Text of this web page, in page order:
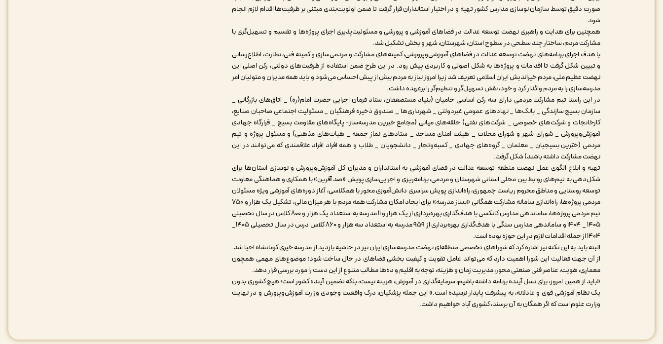
صورت دقیق توسط سازمان نوسازی مدارس کشور تهیه و در اختیار استانداران قرار گرفت تا ضمن اولویت‌بندی مبتنی بر ظرفیت‌ها اقدام لازم انجام
شود.
همچنین برای هدایت و راهبری نهضت توسعه عدالت در فضاهای آموزشی و پرورشی و مسئولیت‌پذیری اجرای پروژه‌ها و تقسیم و تسهیل‌گری با
مشارکت مردم، ساختار چند سطحی در سطوح استان، شهرستان، شهر و بخش تشکیل شد.
با هدف اجرای برنامه‌های نهضت توسعه عدالت در فضاهای آموزشی‌وپرورشی، کمیته‌های مشارکت و مردمی‌سازی و کمیته فنی، نظارت، اطلاع‌رسانی
و تبیین شکل گرفت تا اقدامات و پروژه‌ها به شکل اصولی و کاربردی پیش رود. در این طرح ضمن استفاده از ظرفیت‌های دولتی، رکن اصلی این
نهضت عظیم ملی، مردم خیراندیش ایران اسلامی تعریف شد زیرا امروز نیاز به مردم بیش از پیش احساس می‌شود و باید همه مدیران و متولیان امر
مدرسه‌سازی را به مردم واگذار کرد و خود، نقش تسهیل‌گر و تنظیم‌گر را برعهده داشت.
در این راستا تیم مشارکت مردمی دارای سه رکن اساسی حامیان (بنیاد مستضعفان، ستاد فرمان اجرایی حضرت امام(ره) _ اتاق‌های بازرگانی _
سازمان بسیج سازندگی _ بانک‌ها _ نهادهای عمومی غیردولتی _ شهرداری‌ها _ صندوق ذخیره فرهنگیان _ مسئولیت اجتماعی صاحبان صنایع،
کارخانجات و شرکت‌های خصوصی _ شرکت‌های نفتی) حلقه‌های میانی (مجامع خیرین مدرسه‌ساز- پایگاه‌های مقاومت بسیج _ قرارگاه جهادی
آموزش‌وپرورش _ شورای شهر و شورای محلات _ هیئت امنای مساجد _ ستادهای نماز جمعه _ هیات‌های مذهبی) و مسئول پروژه و تیم
مردمی (خیّرین بسیجیان _ معلمان _ گروه‌های جهادی _ کسبه‌وتجار _ دانشجویان _ طلاب و همه افراد افراد علاقمندی که می‌توانند در این
نهضت مشارکت داشته باشند) شکل گرفت.
تهیه و ابلاغ الگوی عمل نهضت منطقه توسعه عدالت در فضای آموزشی به استانداران و مدیران کل آموزش‌وپرورش و نوسازی استان‌ها برای
شکل‌دهی به تیم‌های روابط بین محلی استانی شهرستان و مردمی، برنامه‌ریزی و اجرایی‌سازی پویش «صد آفرین» با همکاری و هماهنگی معاونت
توسعه روستایی و مناطق محروم ریاست جمهوری، راه‌اندازی پویش سراسری دانش‌آموزی محور با همکلاسی، آغاز دوره‌های آموزشی ویژه مسئولان
مردمی پروژه‌ها، راه‌اندازی سامانه مشارکت همگانی «بساز مدرسه» برای ایجاد امکان مشارکت همه مردم با هر میزان مالی، تشکیل یک هزار و ۷۵۰
تیم مردمی پروژه‌ها، ساماندهی مدارس کانکسی با هدف‌گذاری بهره‌برداری از یک هزار و ۱۱ مدرسه به استعداد یک هزار و ۸۰۰ کلاس در سال تحصیلی
۱۴۰۵ _ ۱۴۰۴ و ساماندهی مدارس سنگی با هدف‌گذاری بهره‌برداری از ۹۵۹ مدرسه به استعداد سه هزار و ۸۶۰ کلاس درس در سال تحصیلی ۱۴۰۵_
۱۴۰۴ از جمله اقدامات لازم در این حوزه بوده است.
البته باید به این نکته نیز اشاره کرد که شوراهای تخصصی منطقه‌ای نهضت مدرسه‌سازی ایران نیز در حاشیه بازدید از مدرسه خیری کرمانشاه احیا شد.
از آن جهت فعالیت این شورا اهمیت دارد که می‌تواند عامل تقویت و کیفیت بخشی فضاهای در حال ساخت شود؛ موضوع‌های مهمی همچون
معماری، هویت، عناصر فنی صنعتی محور، مدیریت زمان و هزینه، توجه به اقلیم و ده‌ها مطالب متنوع از این دست را مورد بررسی قرار دهد.
«باید از همین امروز، برای نسل آینده برنامه داشته باشیم، سرمایه‌گذاری در آموزش، هزینه نیست، بلکه تضمین آینده کشور است؛ هیچ کشوری بدون
یک نظام آموزشی قوی و عادلانه، به پیشرفت پایدار نرسیده است.» این جمله پزشکیان، درک واقعیت وجودی وزارت آموزش‌وپرورش و در نهایت
وزارت علوم است که اگر همگان به آن برسند، کشوری آباد خواهیم داشت.